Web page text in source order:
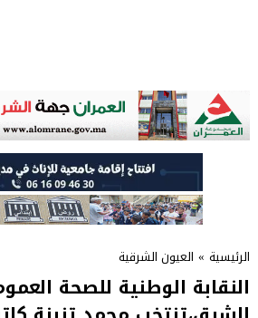
الرئيسية » العيون الشرقية
النقابة الوطنية للصحة